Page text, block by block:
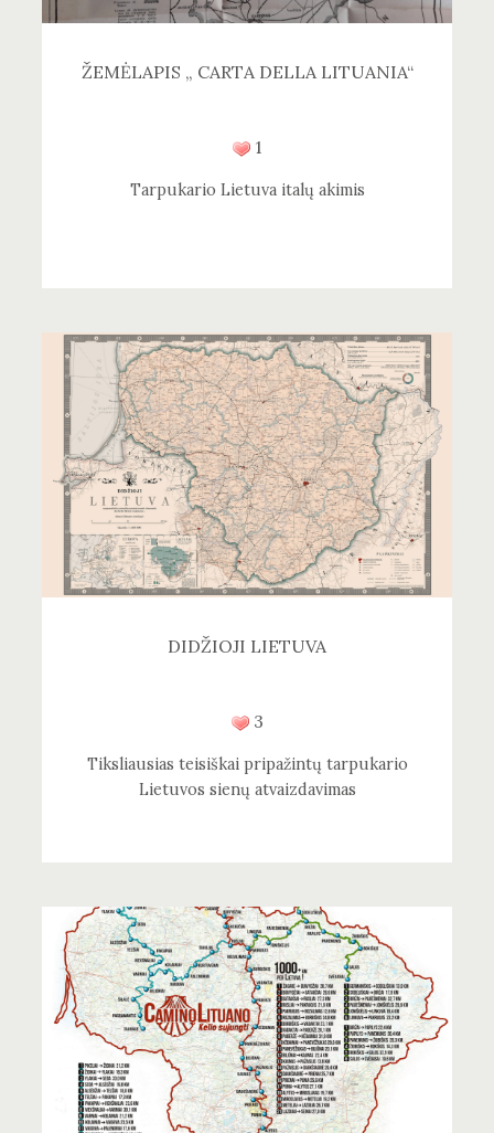
ŽEMĖLAPIS „ CARTA DELLA LITUANIA“
1
Tarpukario Lietuva italų akimis
DIDŽIOJI LIETUVA
3
Tiksliausias teisiškai pripažintų tarpukario
Lietuvos sienų atvaizdavimas